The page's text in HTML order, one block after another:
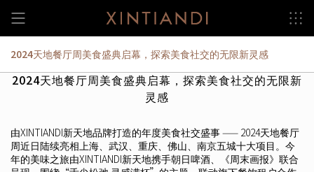
2024天地餐厅周美食盛典启幕，探索美食社交的无限新灵感
2024天地餐厅周美食盛典启幕，探索美食社交的无限新
灵感
由XINTIANDI新天地品牌打造的年度美食社交盛事 —— 2024天地餐厅
周近日陆续亮相上海、武汉、重庆、佛山、南京五城十大项目。今
年的美味之旅由XINTIANDI新天地携手朝日啤酒、《周末画报》联合